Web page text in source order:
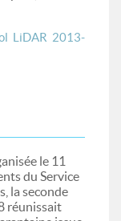
LiDAR 2013-
le 11
du Service
la seconde
réunissait